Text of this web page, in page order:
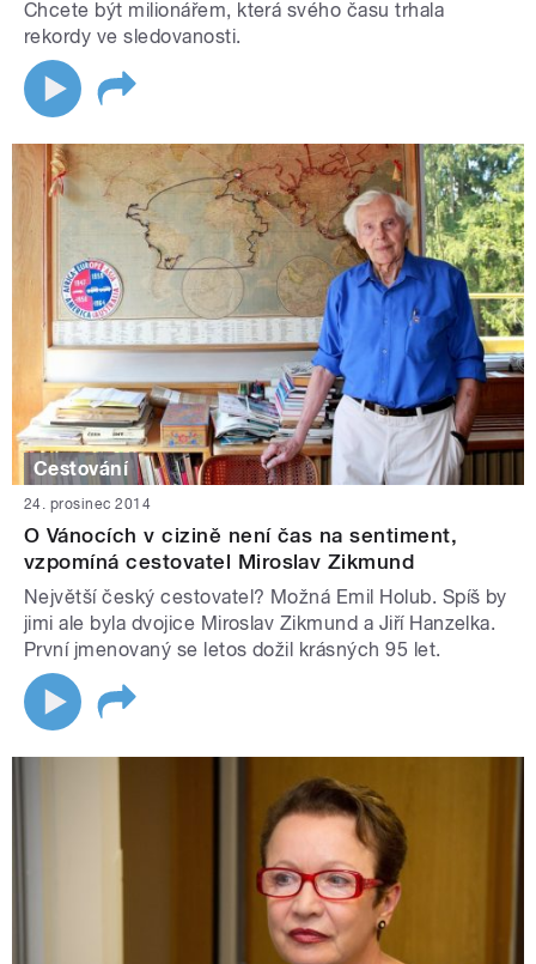
Chcete být milionářem, která svého času trhala
rekordy ve sledovanosti.
Cestování
24. prosinec 2014
O Vánocích v cizině není čas na sentiment,
vzpomíná cestovatel Miroslav Zikmund
Největší český cestovatel? Možná Emil Holub. Spíš by
jimi ale byla dvojice Miroslav Zikmund a Jiří Hanzelka.
První jmenovaný se letos dožil krásných 95 let.